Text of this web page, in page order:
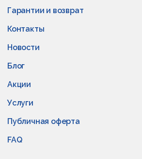
Гарантии и возврат
Контакты
Новости
Блог
Акции
Услуги
Публичная оферта
FAQ